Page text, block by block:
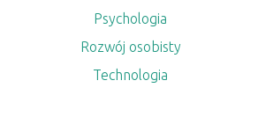
Psychologia
Rozwój osobisty
Technologia